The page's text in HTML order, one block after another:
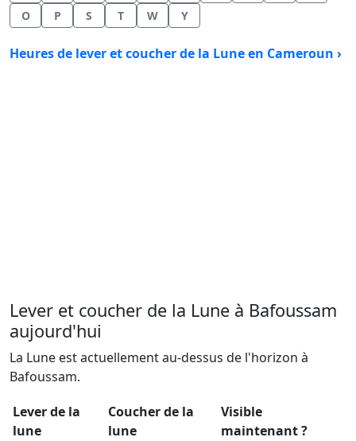
O
P S T W Y
Heures de lever et coucher de la Lune en Cameroun ›
Lever et coucher de la Lune à Bafoussam
aujourd'hui
La Lune est actuellement au-dessus de l'horizon à
Bafoussam.
Lever de la
lune
Coucher de la
lune
Visible
maintenant ?